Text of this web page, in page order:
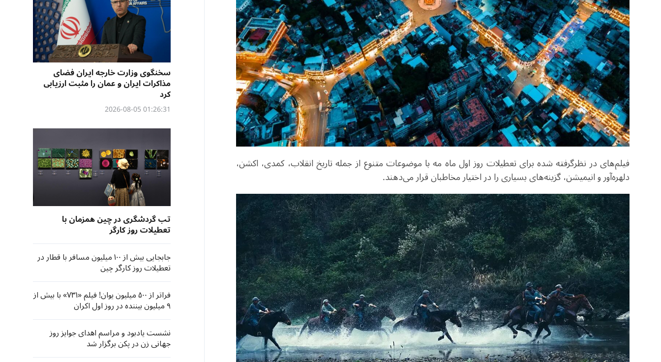
فیلم‌های در نظرگرفته شده برای تعطیلات روز اول ماه مه با موضوعات متنوع از جمله تاریخ انقلاب، کمدی، اکشن،
دلهره‌آور و انیمیشن، گزینه‌های بسیاری را در اختیار مخاطبان قرار می‌دهند.
سخنگوی وزارت خارجه ایران فضای
مذاکرات ایران و عمان را مثبت ارزیابی
کرد
01:26:31 2026-08-05
تب گردشگری در چین همزمان با
تعطیلات روز کارگر
جابجایی بیش از ۱۰۰ میلیون مسافر با قطار در
تعطیلات روز کارگر چین
فراتر از ۵۰۰ میلیون یوان! فیلم «۷۳۱» با بیش از
۹ میلیون بیننده در روز اول اکران
نشست یادبود و مراسم اهدای جوایز روز
جهانی زن در پکن برگزار شد